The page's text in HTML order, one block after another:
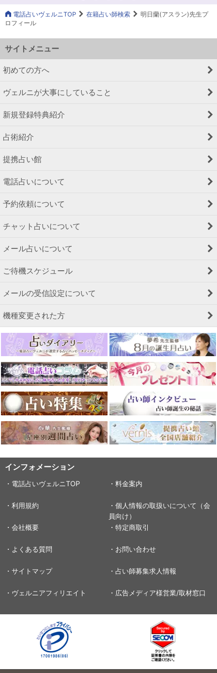
電話占いヴェルニTOP 在籍占い師検索
明日蘭(アスラン)先生プ
ロフィール
サイトメニュー
初めての方へ
ヴェルニが大事にしていること
新規登録特典紹介
占術紹介
提携占い館
電話占いについて
予約依頼について
チャット占いについて
メール占いについて
ご待機スケジュール
メールの受信設定について
機種変更された方
インフォメーション
・電話占いヴェルニTOP ・料金案内
・利用規約
・個人情報の取扱いについて（会
員向け）
・会社概要
・特定商取引
・よくある質問 ・お問い合わせ
・サイトマップ ・占い師募集求人情報
・ヴェルニアフィリエイト ・広告メディア様営業/取材窓口